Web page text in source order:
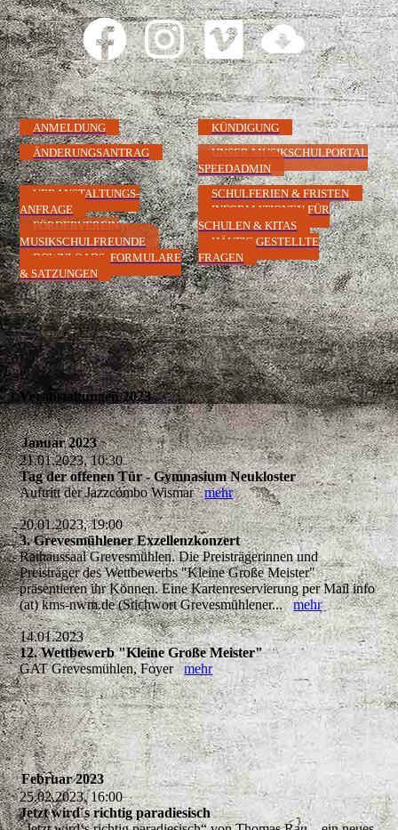
ANMELDUNG
KÜNDIGUNG
ÄNDERUNGSANTRAG
UNSER MUSIKSCHULPORTAL
SPEEDADMIN
VERANSTALTUNGS-
ANFRAGE
FÖRDERVEREIN
MUSIKSCHULFREUNDE
DOWNLOADS, FORMULARE
& SATZUNGEN
SCHULFERIEN & FRISTEN
INFORMATIONEN FÜR
SCHULEN & KITAS
HÄUFIG GESTELLTE
FRAGEN
Veranstaltungen 2023
Januar 2023
21.01.2023, 10:30
Tag der offenen Tür - Gymnasium Neukloster
Auftritt der Jazzcombo Wismarmehr
20.01.2023, 19:00
3. Grevesmühlener Exzellenzkonzert
Rathaussaal Grevesmühlen. Die Preisträgerinnen und
Preisträger des Wettbewerbs "Kleine Große Meister"
präsentieren ihr Können. Eine Kartenreservierung per Mail info
(at) kms-nwm.de (Stichwort Grevesmühlener...mehr
14.01.2023
12. Wettbewerb "Kleine Große Meister"
GAT Grevesmühlen, Foyermehr
Februar 2023
25.02.2023, 16:00
Jetzt wird´s richtig paradiesisch